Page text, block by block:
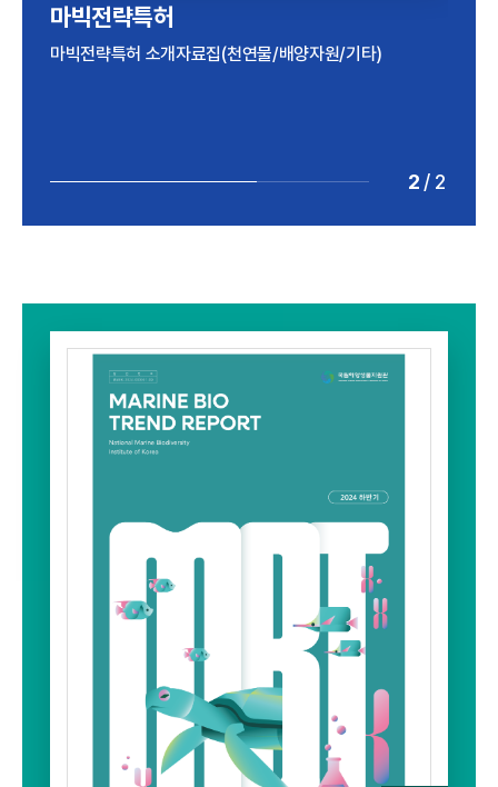
해양바이오산업 실태조사
2024년 기준 해양바이오산업 실태조사 보고서
마빅전략특허
마빅전략특허 소개자료집(천연물/배양자원/기타)
2 / 2